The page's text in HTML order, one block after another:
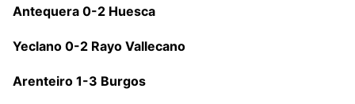
Antequera 0-2 Huesca
Yeclano 0-2 Rayo Vallecano
Arenteiro 1-3 Burgos